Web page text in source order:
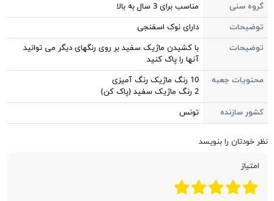
گروه سنی
مناسب برای 3 سال به بالا
توضیحات
دارای نوک اسفنجی
توضیحات
با کشیدن ماژیک سفید بر روی رنگهای دیگر می توانید
آنها را پاک کنید
محتویات جعبه
10 رنگ ماژیک رنگ آمیزی
2 رنگ ماژیک سفید (پاک کن)
کشور سازنده
تونس
نظر خودتان را بنویسد
امتیاز